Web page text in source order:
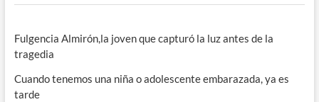
Fulgencia Almirón,la joven que capturó la luz antes de la
tragedia
Cuando tenemos una niña o adolescente embarazada, ya es
tarde